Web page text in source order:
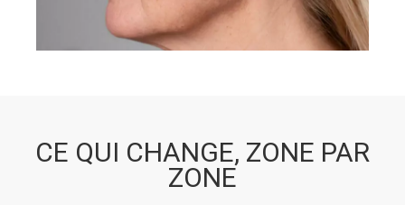
CE QUI CHANGE, ZONE PAR
ZONE